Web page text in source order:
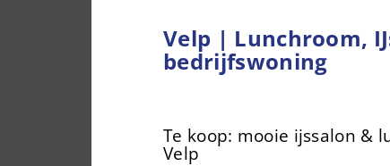
Velp | Lunchroom,
bedrijfswoning
Te koop: mooie ijssalon &
Velp